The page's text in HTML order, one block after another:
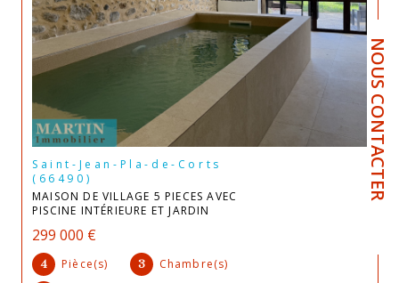
NOUS CONTACTER
Saint-Jean-Pla-de-Corts
(66490)
MAISON DE VILLAGE 5 PIECES AVEC
PISCINE INTÉRIEURE ET JARDIN
299 000 €
4 Pièce(s) 3 Chambre(s)